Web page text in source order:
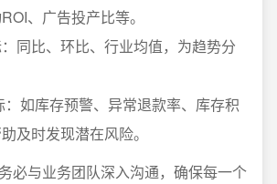
、广告投产比等。
同比、环比、行业均值，为趋势分
如库存预警、异常退款率、库存积
及时发现潜在风险。
必与业务团队深入沟通，确保每一个